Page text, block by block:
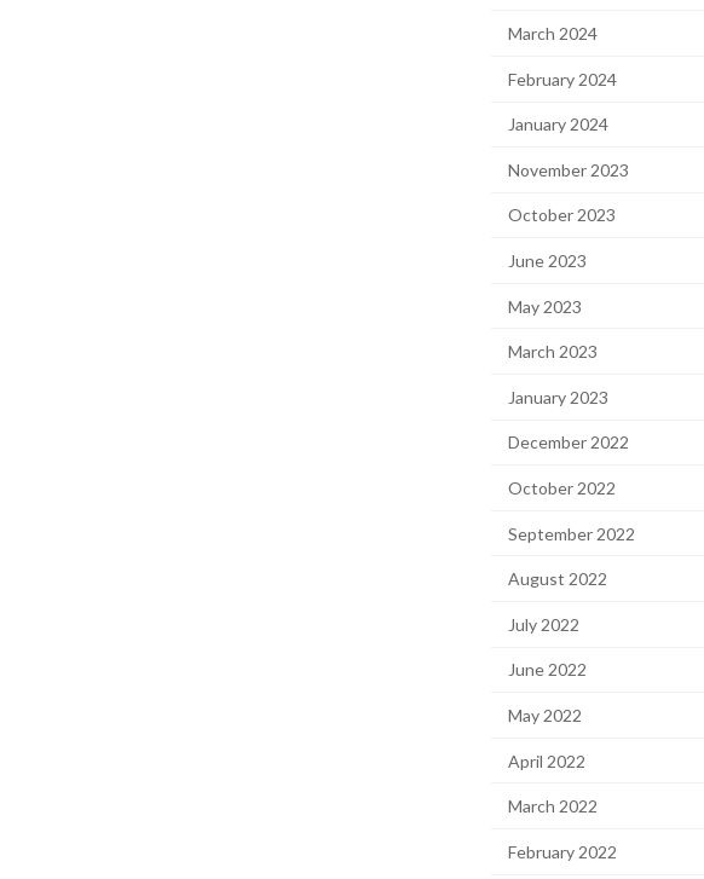
March 2024
February 2024
January 2024
November 2023
October 2023
June 2023
May 2023
March 2023
January 2023
December 2022
October 2022
September 2022
August 2022
July 2022
June 2022
May 2022
April 2022
March 2022
February 2022